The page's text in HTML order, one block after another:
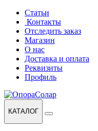
Перейти
навигации
Перейти
содержанию
Статьи
Контакты
Отследить заказ
Магазин
О нас
Доставка и оплата
Реквизиты
Профиль
КАТАЛОГ